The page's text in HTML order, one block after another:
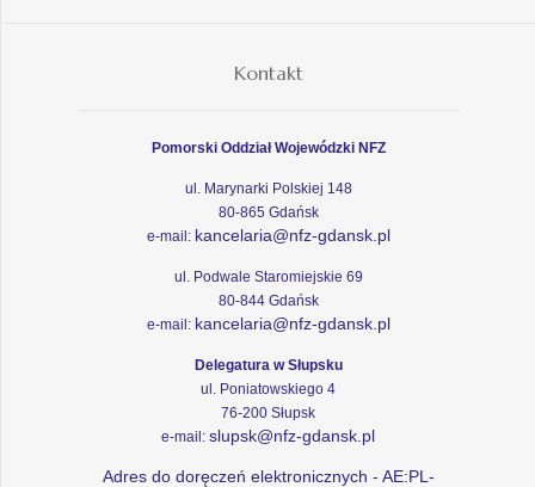
Kontakt
Pomorski Oddział Wojewódzki NFZ
ul. Marynarki Polskiej 148
80-865 Gdańsk
e-mail: kancelaria@nfz-gdansk.pl
ul. Podwale Staromiejskie 69
80-844 Gdańsk
e-mail: kancelaria@nfz-gdansk.pl
Delegatura w Słupsku
ul. Poniatowskiego 4
76-200 Słupsk
e-mail: slupsk@nfz-gdansk.pl
Adres do doręczeń elektronicznych - AE:PL-